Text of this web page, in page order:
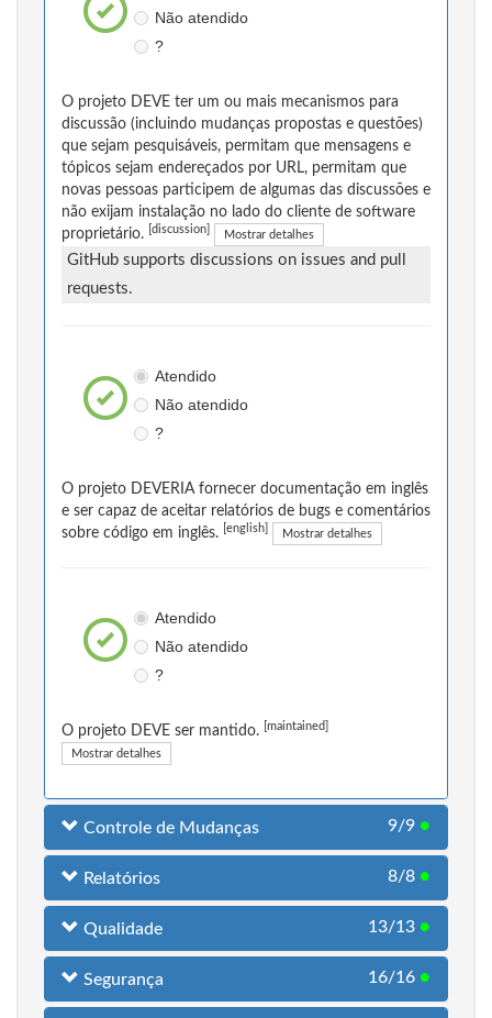
Não atendido
?
O projeto DEVE ter um ou mais mecanismos para
discussão (incluindo mudanças propostas e questões)
que sejam pesquisáveis, permitam que mensagens e
tópicos sejam endereçados por URL, permitam que
novas pessoas participem de algumas das discussões e
não exijam instalação no lado do cliente de software
proprietário.
[discussion] Mostrar detalhes
GitHub supports discussions on issues and pull
requests.
Atendido
Não atendido
?
O projeto DEVERIA fornecer documentação em inglês
e ser capaz de aceitar relatórios de bugs e comentários
sobre código em inglês.
[english] Mostrar detalhes
Atendido
Não atendido
?
O projeto DEVE ser mantido. [maintained]
Mostrar detalhes
Controle de Mudanças 9/9 ●
Relatórios 8/8 ●
Qualidade 13/13 ●
Segurança 16/16 ●